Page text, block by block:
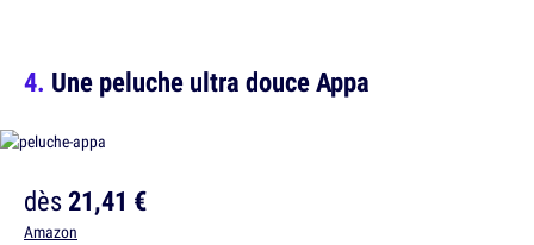
Une peluche ultra douce Appa
dès21,41 €
Amazon